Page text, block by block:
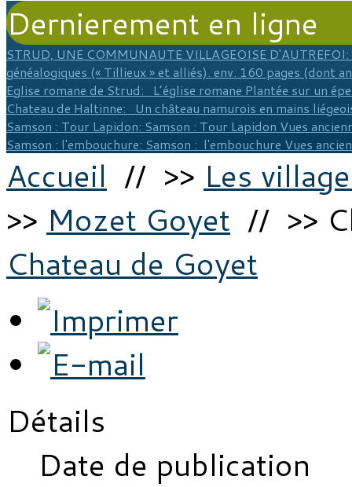
Dernierement en ligne
STRUD, UNE COMMUNAUTE VILLAGEOISE D'AUTREFOI
généalogiques (« Tillieux » et alliés). env. 160 pages (dont
Eglise romane de Strud: L’église romane Plantée sur un
Chateau de Haltinne: Un château namurois en mains
Samson : Tour Lapidon: Samson : Tour Lapidon Vues
Samson : l'embouchure: Samson : l'embouchure Vues
Accueil // >> Les
>> Mozet Goyet // >>
Chateau de Goyet
Détails
Date de publication